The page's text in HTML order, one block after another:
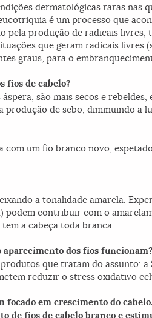
dermatológicas raras
é um processo que
pela produção de radicais
que geram radicais livres
graus, para o
fios de cabelo?
são mais secos e
produção de sebo, diminuindo a
com um fio branco novo,
a tonalidade amarela.
podem contribuir com o
a cabeça toda branca.
dos fios funcionam?
que tratam do assunto:
reduzir o stress oxidativo
focado em crescimento do